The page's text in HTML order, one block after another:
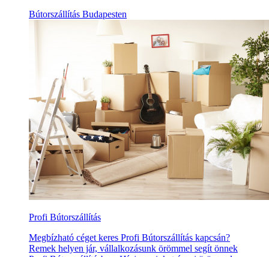
Bútorszállítás Budapesten
Profi Bútorszállítás
Megbízható céget keres Profi Bútorszállítás kapcsán?
Remek helyen jár, vállalkozásunk örömmel segít önnek